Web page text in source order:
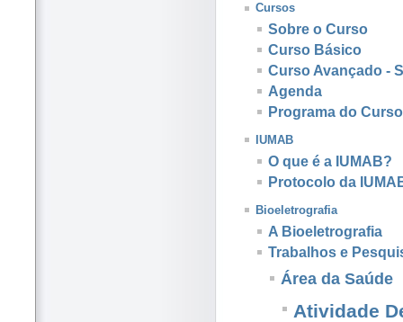
Cursos
Sobre o Curso
Curso Básico
Curso Avançado -
Agenda
Programa do Curso
IUMAB
O que é a IUMAB?
Protocolo da
Bioeletrografia
A Bioeletrografia
Trabalhos e
Área da Saúde
Atividade